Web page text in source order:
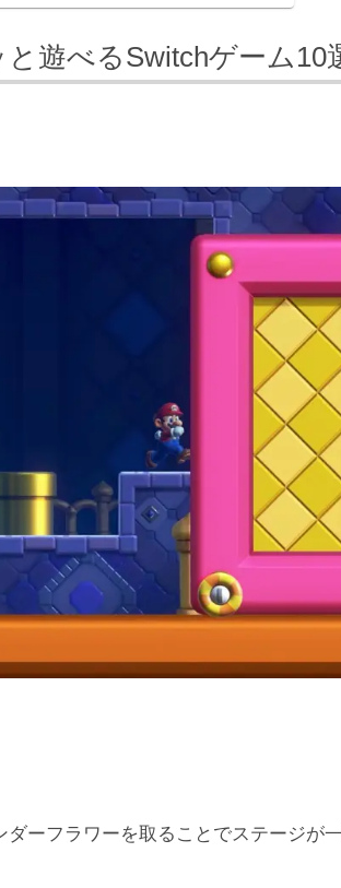
遊べるSwitchゲーム10
ーフラワーを取ることでステージが